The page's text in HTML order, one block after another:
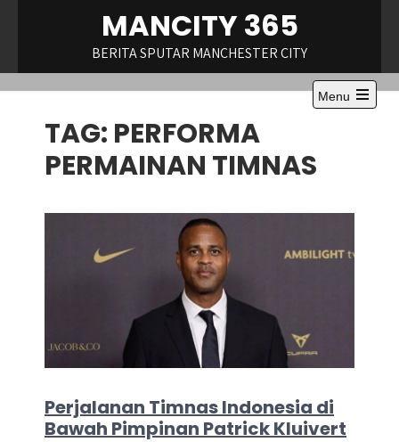
MANCITY 365
BERITA SPUTAR MANCHESTER CITY
Menu
Open
TAG: PERFORMA
PERMAINAN TIMNAS
Perjalanan Timnas Indonesia di
Bawah Pimpinan Patrick Kluivert